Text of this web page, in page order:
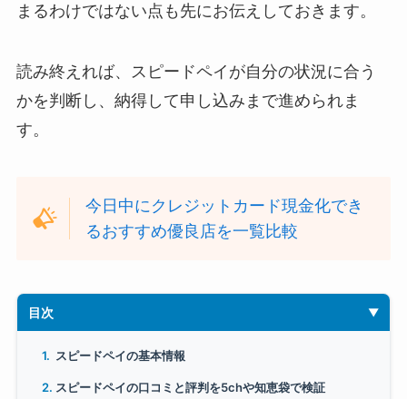
まるわけではない点も先にお伝えしておきます。
読み終えれば、スピードペイが自分の状況に合う
かを判断し、納得して申し込みまで進められま
す。
今日中にクレジットカード現金化でき
るおすすめ優良店を一覧比較
目次
スピードペイの基本情報
スピードペイの口コミと評判を5chや知恵袋で検証